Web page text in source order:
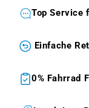
Top Service
Einfache
0% Fahrrad